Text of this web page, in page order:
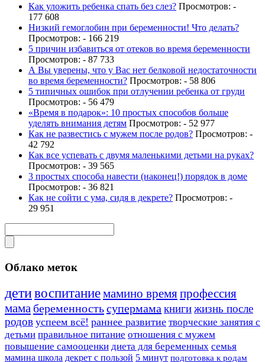
Как уложить ребенка спать без слез? Просмотров: -
177 608
Низкий гемоглобин при беременности! Что делать?
Просмотров: - 166 219
5 причин избавиться от отеков во время беременности
Просмотров: - 87 733
А Вы уверены, что у Вас нет белковой недостаточности
во время беременности? Просмотров: - 58 806
5 типичных ошибок при отлучении ребенка от груди
Просмотров: - 56 479
«Время в подарок»: 10 простых способов больше
уделять внимания детям Просмотров: - 52 977
Как не развестись с мужем после родов? Просмотров: -
42 792
Как все успевать с двумя маленькими детьми на руках?
Просмотров: - 39 565
3 простых способа навести (наконец!) порядок в доме
Просмотров: - 36 821
Как не сойти с ума, сидя в декрете? Просмотров: -
29 951
Облако меток
детивоспитаниемамино времяпрофессия
мама беременностьсупермама книгижизнь после
родов успеем всё! раннее развитие творческие занятия с
детьми правильное питание отношения с мужем
повышение самооценки диета для беременных семья
мамина школа декрет с пользой 5 минут подготовка к родам